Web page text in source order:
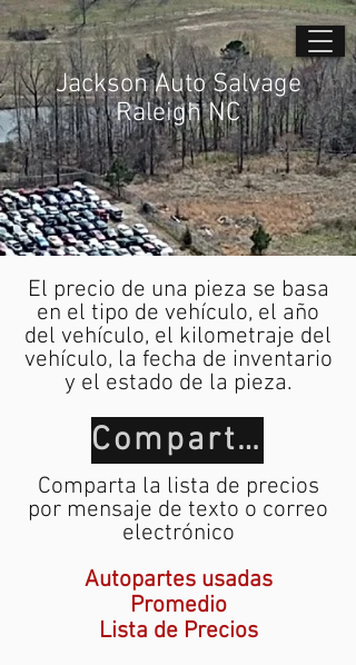
Jackson Auto Salvage
Raleigh NC
El precio de una pieza se basa
en el tipo de vehículo, el año
del vehículo, el kilometraje del
vehículo, la fecha de inventario
y el estado de la pieza.
Compartir
Comparta la lista de precios
por mensaje de texto o correo
electrónico
Autopartes usadas
Promedio
Lista de Precios